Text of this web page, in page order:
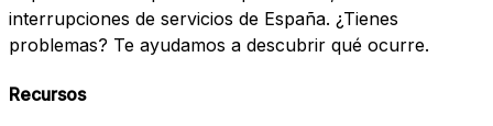
interrupciones de servicios de España. ¿Tienes
problemas? Te ayudamos a descubrir qué ocurre.
Recursos